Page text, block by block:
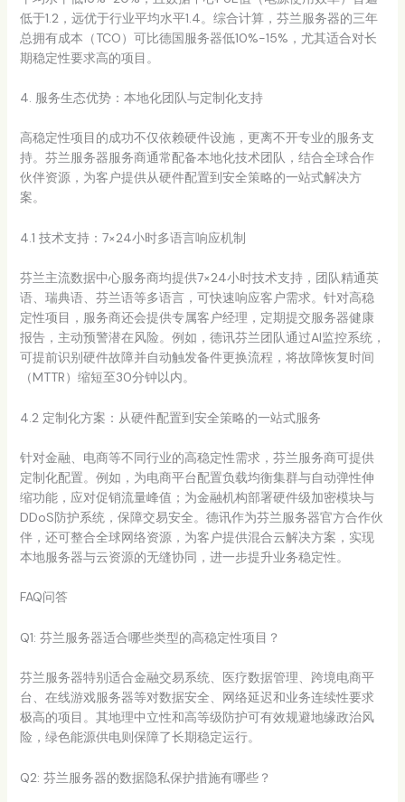
低于1.2，远优于行业平均水平1.4。综合计算，芬兰服务器的三年
总拥有成本（TCO）可比德国服务器低10%-15%，尤其适合对长
期稳定性要求高的项目。
4. 服务生态优势：本地化团队与定制化支持
高稳定性项目的成功不仅依赖硬件设施，更离不开专业的服务支
持。芬兰服务器服务商通常配备本地化技术团队，结合全球合作
伙伴资源，为客户提供从硬件配置到安全策略的一站式解决方
案。
4.1 技术支持：7×24小时多语言响应机制
芬兰主流数据中心服务商均提供7×24小时技术支持，团队精通英
语、瑞典语、芬兰语等多语言，可快速响应客户需求。针对高稳
定性项目，服务商还会提供专属客户经理，定期提交服务器健康
报告，主动预警潜在风险。例如，德讯芬兰团队通过AI监控系统，
可提前识别硬件故障并自动触发备件更换流程，将故障恢复时间
（MTTR）缩短至30分钟以内。
4.2 定制化方案：从硬件配置到安全策略的一站式服务
针对金融、电商等不同行业的高稳定性需求，芬兰服务商可提供
定制化配置。例如，为电商平台配置负载均衡集群与自动弹性伸
缩功能，应对促销流量峰值；为金融机构部署硬件级加密模块与
DDoS防护系统，保障交易安全。德讯作为芬兰服务器官方合作伙
伴，还可整合全球网络资源，为客户提供混合云解决方案，实现
本地服务器与云资源的无缝协同，进一步提升业务稳定性。
FAQ问答
Q1: 芬兰服务器适合哪些类型的高稳定性项目？
芬兰服务器特别适合金融交易系统、医疗数据管理、跨境电商平
台、在线游戏服务器等对数据安全、网络延迟和业务连续性要求
极高的项目。其地理中立性和高等级防护可有效规避地缘政治风
险，绿色能源供电则保障了长期稳定运行。
Q2: 芬兰服务器的数据隐私保护措施有哪些？